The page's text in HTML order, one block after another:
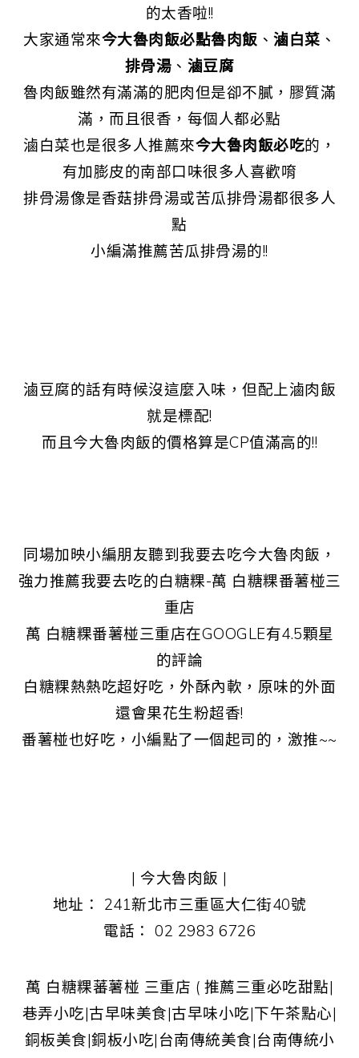
的太香啦!!
大家通常來今大魯肉飯必點魯肉飯 、 滷白菜 、
排骨湯 、 滷豆腐
魯肉飯雖然有滿滿的肥肉但是卻不膩，膠質滿
滿，而且很香，每個人都必點
滷白菜也是很多人推薦來今大魯肉飯必吃的，
有加膨皮的南部口味很多人喜歡唷
排骨湯像是香菇排骨湯或苦瓜排骨湯都很多人
點
小編滿推薦苦瓜排骨湯的!!
滷豆腐的話有時候沒這麼入味，但配上滷肉飯
就是標配!
而且今大魯肉飯的價格算是CP值滿高的!!
同場加映小編朋友聽到我要去吃今大魯肉飯，
強力推薦我要去吃的白糖粿-萬 白糖粿番薯椪三
重店
萬 白糖粿番薯椪三重店在GOOGLE有4.5顆星
的評論
白糖粿熱熱吃超好吃，外酥內軟，原味的外面
還會果花生粉超香!
番薯椪也好吃，小編點了一個起司的，激推~~
| 今大魯肉飯 |
地址： 241新北市三重區大仁街40號
電話： 02 2983 6726
萬 白糖粿蕃薯椪 三重店 ( 推薦三重必吃甜點|
巷弄小吃|古早味美食|古早味小吃|下午茶點心|
銅板美食|銅板小吃|台南傳統美食|台南傳統小